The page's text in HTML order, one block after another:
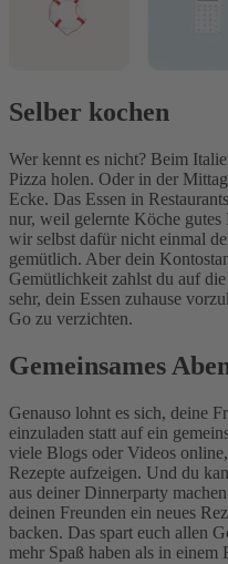
Selber kochen
Wer kennt es nicht? Beim
Pizza holen. Oder in der
Ecke. Das Essen in
nur, weil gelernte Köche gutes
wir selbst dafür nicht einmal
gemütlich. Aber dein
Gemütlichkeit zahlst du auf
sehr, dein Essen zuhause
Go zu verzichten.
Gemeinsames
Genauso lohnt es sich, deine
einzuladen statt auf ein
viele Blogs oder Videos
Rezepte aufzeigen. Und du
aus deiner Dinnerparty
deinen Freunden ein neues
backen. Das spart euch allen
mehr Spaß haben als in einem